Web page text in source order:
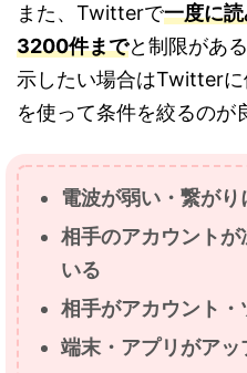
また、Twitterで一度に
3200件までと制限があ
示したい場合はTwitter
を使って条件を絞るのが
電波が弱い・繋が
相手のアカウント
いる
相手がアカウント
端末・アプリがア